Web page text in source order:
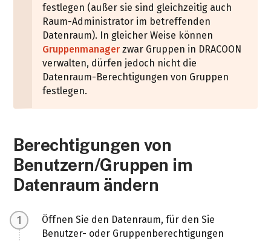
festlegen (außer sie sind gleichzeitig auch
Raum-Administrator im betreffenden
Datenraum). In gleicher Weise können
Gruppenmanager zwar Gruppen in DRACOON
verwalten, dürfen jedoch nicht die
Datenraum-Berechtigungen von Gruppen
festlegen.
Berechtigungen von
Benutzern/Gruppen im
Datenraum ändern
Öffnen Sie den Datenraum, für den Sie
Benutzer- oder Gruppenberechtigungen